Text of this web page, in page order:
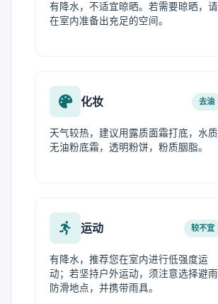
有降水，不适宜晾晒。若需要晾晒，请
在室内准备出充足的空间。
化妆 去油
天气较热，建议用露质面霜打底，水质
无油粉底霜，透明粉饼，粉质胭脂。
运动 较不宜
有降水，推荐您在室内进行低强度运
动；若坚持户外运动，须注意选择避雨
防滑地点，并携带雨具。